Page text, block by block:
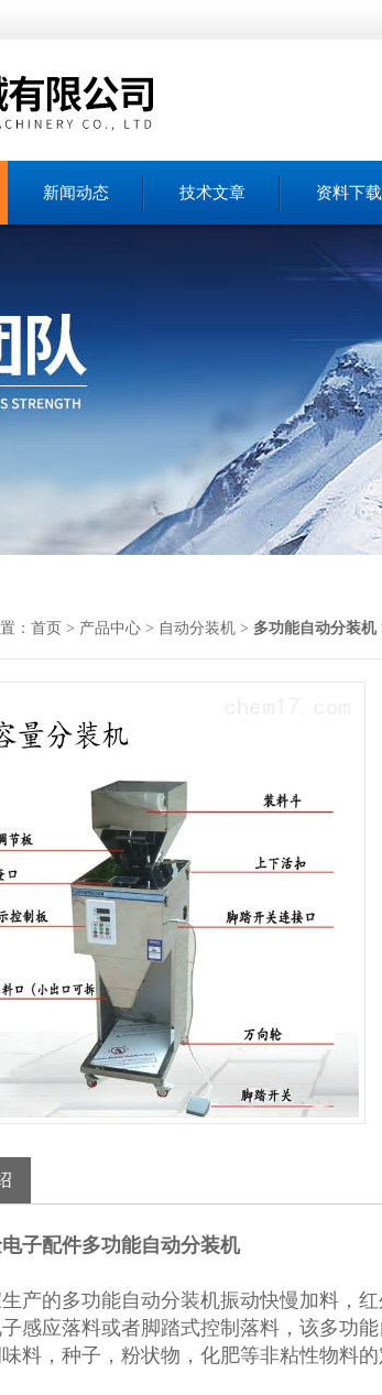
新闻动态 技术文章 资料下载
： 首页 > 产品中心 > 自动分装机 > 多功能自动分装机
子配件多功能自动分装机
产的多功能自动分装机振动快慢加料，
感应落料或者脚踏式控制落料，该多功
料，种子，粉状物，化肥等非粘性物料的